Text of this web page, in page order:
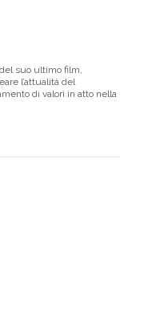
suo ultimo film,
l’attualità del
di valori in atto nella